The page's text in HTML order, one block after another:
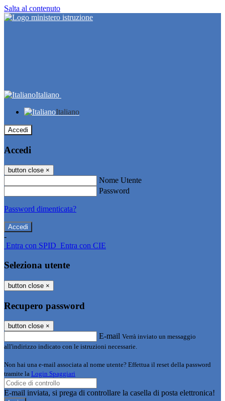
Salta al contenuto
Italiano
Italiano
Accedi
Accedi
button close ×
Nome Utente
Password
Password dimenticata?
-
Entra con SPID Entra con CIE
Seleziona utente
button close ×
Recupero password
button close ×
E-mail Verrà inviato un messaggio
all'indirizzo indicato con le istruzioni necessarie.
Non hai una e-mail associata al nome utente? Effettua il reset della password
tramite la Login Spaggiari
E-mail inviata, si prega di controllare la casella di posta elettronica!